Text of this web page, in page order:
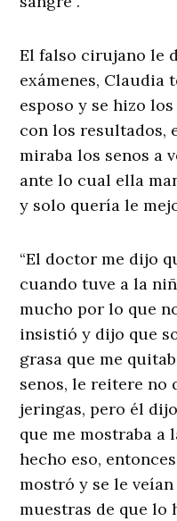
El falso cirujano le
exámenes, Claudia
esposo y se hizo
con los resultados,
miraba los senos a
ante lo cual ella
y solo quería le
“El doctor me dijo
cuando tuve a la
mucho por lo que
insistió y dijo que
grasa que me
senos, le reitere no
jeringas, pero él
que me mostraba a
hecho eso,
mostró y se le
muestras de que lo